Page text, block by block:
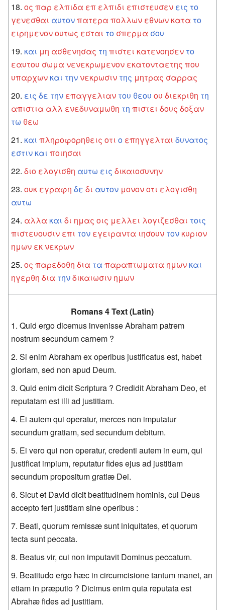
ος παρ ελπιδα επ ελπιδι επιστευσεν εις το
γενεσθαι αυτονπατερα πολλων εθνων κατα το
ειρημενονουτως εσται το σπερμα σου
και μη ασθενησας τη πιστει κατενοησεν το
εαυτου σωμα νενεκρωμενον εκατονταετης που
υπαρχων και τηννεκρωσιν της μητρας σαρρας
εις δε την επαγγελιαν του θεου ου διεκριθη τη
απιστια αλλ ενεδυναμωθη τη πιστει δους δοξαν
τω θεω
και πληροφορηθεις οτι ο επηγγελται δυνατος
εστιν και ποιησαι
διο ελογισθη αυτω εις δικαιοσυνην
ουκ εγραφη δε δι αυτον μονονοτι ελογισθη
αυτω
αλλα και δι ημας οις μελλει λογιζεσθαι τοις
πιστευουσιν επι τον εγειραντα ιησουν τον κυριον
ημων εκνεκρων
ος παρεδοθη δια τα παραπτωματα ημων και
ηγερθη δια τηνδικαιωσιν ημων
Romans 4 Text (Latin)
Quid ergo dicemus invenisse Abraham patrem
nostrum secundum carnem ?
Si enim Abraham ex operibus justificatus est, habet
gloriam, sed non apud Deum.
Quid enim dicit Scriptura ? Credidit Abraham Deo, et
reputatam est illi ad justitiam.
Ei autem qui operatur, merces non imputatur
secundum gratiam, sed secundum debitum.
Ei vero qui non operatur, credenti autem in eum, qui
justificat impium, reputatur fides ejus ad justitiam
secundum propositum gratiæ Dei.
Sicut et David dicit beatitudinem hominis, cui Deus
accepto fert justitiam sine operibus :
Beati, quorum remissæ sunt iniquitates, et quorum
tecta sunt peccata.
Beatus vir, cui non imputavit Dominus peccatum.
Beatitudo ergo hæc in circumcisione tantum manet, an
etiam in præputio ? Dicimus enim quia reputata est
Abrahæ fides ad justitiam.